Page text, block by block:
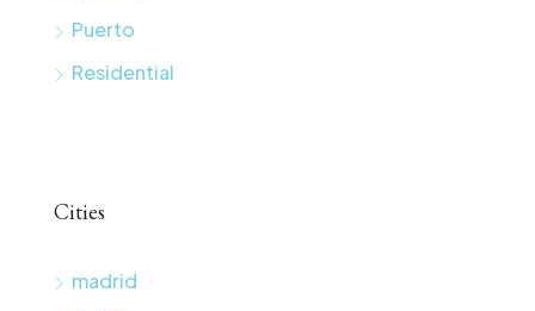
Puerto
Residential
Cities
madrid